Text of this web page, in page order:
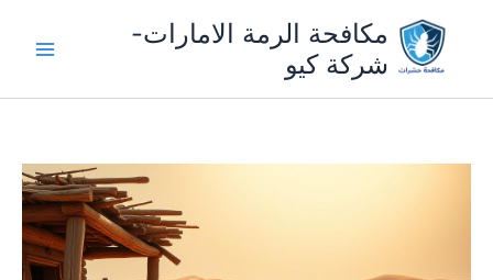
المحتوى
مكافحة الرمة الامارات-
شركة كيو